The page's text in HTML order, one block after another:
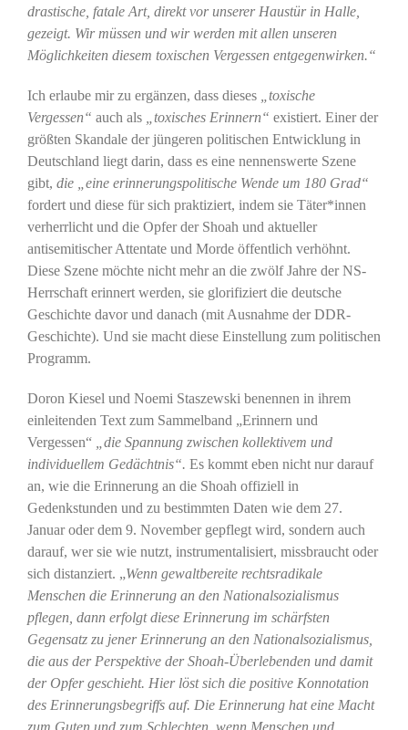
drastische, fatale Art, direkt vor unserer Haustür in Halle,
gezeigt. Wir müssen und wir werden mit allen unseren
Möglichkeiten diesem toxischen Vergessen entgegenwirken.“
Ich erlaube mir zu ergänzen, dass dieses „toxische
Vergessen“ auch als„toxisches Erinnern“ existiert. Einer der
größten Skandale der jüngeren politischen Entwicklung in
Deutschland liegt darin, dass es eine nennenswerte Szene
gibt, die „eine erinnerungspolitische Wende um 180 Grad“
fordert und diese für sich praktiziert, indem sie Täter*innen
verherrlicht und die Opfer der Shoah und aktueller
antisemitischer Attentate und Morde öffentlich verhöhnt.
Diese Szene möchte nicht mehr an die zwölf Jahre der NS-
Herrschaft erinnert werden, sie glorifiziert die deutsche
Geschichte davor und danach (mit Ausnahme der DDR-
Geschichte). Und sie macht diese Einstellung zum politischen
Programm.
Doron Kiesel und Noemi Staszewski benennen in ihrem
einleitenden Text zum Sammelband „Erinnern und
Vergessen“ „die Spannung zwischen kollektivem und
individuellem Gedächtnis“. Es kommt eben nicht nur darauf
an, wie die Erinnerung an die Shoah offiziell in
Gedenkstunden und zu bestimmten Daten wie dem 27.
Januar oder dem 9. November gepflegt wird, sondern auch
darauf, wer sie wie nutzt, instrumentalisiert, missbraucht oder
sich distanziert. „Wenn gewaltbereite rechtsradikale
Menschen die Erinnerung an den Nationalsozialismus
pflegen, dann erfolgt diese Erinnerung im schärfsten
Gegensatz zu jener Erinnerung an den Nationalsozialismus,
die aus der Perspektive der Shoah-Überlebenden und damit
der Opfer geschieht. Hier löst sich die positive Konnotation
des Erinnerungsbegriffs auf. Die Erinnerung hat eine Macht